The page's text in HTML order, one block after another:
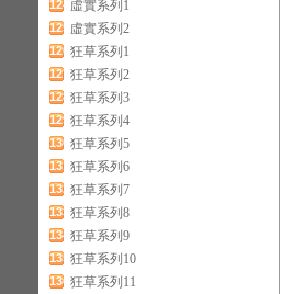
124 虛實系列1
125 虛實系列2
126 狂草系列1
127 狂草系列2
128 狂草系列3
129 狂草系列4
130 狂草系列5
131 狂草系列6
132 狂草系列7
133 狂草系列8
134 狂草系列9
135 狂草系列10
136 狂草系列11